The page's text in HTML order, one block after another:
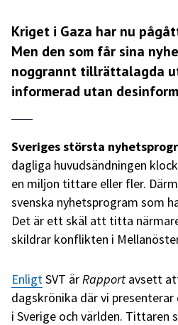
Kriget i Gaza har nu
Men den som får sina
noggrannt tillrättalagda
informerad utan
Sveriges största
dagliga huvudsändningen
en miljon tittare eller fler.
svenska nyhetsprogram som
Det är ett skäl att titta
skildrar konflikten i
Enligt SVT är Rapport avsett
dagskrönika där vi
i Sverige och världen. Tittaren